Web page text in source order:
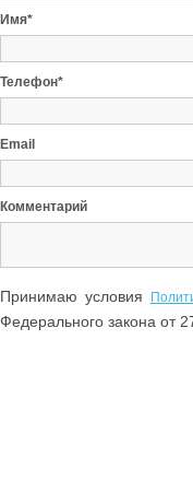
Имя*
Телефон*
Email
Комментарий
Принимаю условия
Федерального закона от